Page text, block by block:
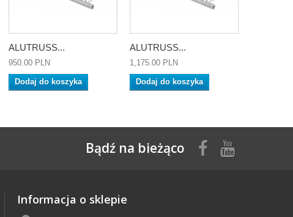
ALUTRUSS...
950.00 PLN
Dodaj do koszyka
ALUTRUSS...
1,175.00 PLN
Dodaj do koszyka
Bądź na bieżąco
Informacja o sklepie